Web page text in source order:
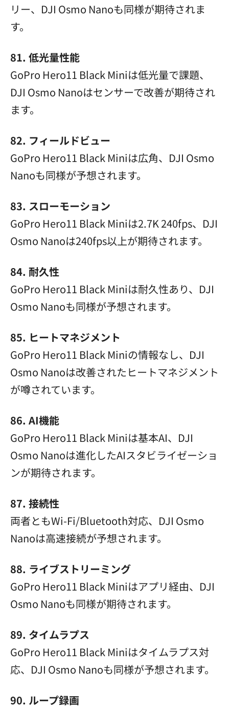
リー、DJI Osmo Nanoも同様が期待されま
す。
81. 低光量性能
GoPro Hero11 Black Miniは低光量で課題、
DJI Osmo Nanoはセンサーで改善が期待され
ます。
82. フィールドビュー
GoPro Hero11 Black Miniは広角、DJI Osmo
Nanoも同様が予想されます。
83. スローモーション
GoPro Hero11 Black Miniは2.7K 240fps、DJI
Osmo Nanoは240fps以上が期待されます。
84. 耐久性
GoPro Hero11 Black Miniは耐久性あり、DJI
Osmo Nanoも同様が予想されます。
85. ヒートマネジメント
GoPro Hero11 Black Miniの情報なし、DJI
Osmo Nanoは改善されたヒートマネジメント
が噂されています。
86. AI機能
GoPro Hero11 Black Miniは基本AI、DJI
Osmo Nanoは進化したAIスタビライゼーショ
ンが期待されます。
87. 接続性
両者ともWi-Fi/Bluetooth対応、DJI Osmo
Nanoは高速接続が予想されます。
88. ライブストリーミング
GoPro Hero11 Black Miniはアプリ経由、DJI
Osmo Nanoも同様が期待されます。
89. タイムラプス
GoPro Hero11 Black Miniはタイムラプス対
応、DJI Osmo Nanoも同様が予想されます。
90. ループ録画